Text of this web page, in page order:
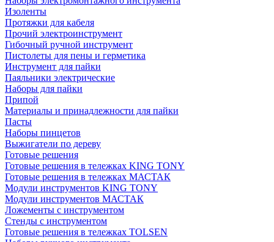
Изоленты
Протяжки для кабеля
Прочий электроинструмент
Гибочный ручной инструмент
Пистолеты для пены и герметика
Инструмент для пайки
Паяльники электрические
Наборы для пайки
Припой
Материалы и принадлежности для пайки
Пасты
Наборы пинцетов
Выжигатели по дереву
Готовые решения
Готовые решения в тележках KING TONY
Готовые решения в тележках МАСТАК
Модули инструментов KING TONY
Модули инструментов МАСТАК
Ложементы с инструментом
Стенды с инструментом
Готовые решения в тележках TOLSEN